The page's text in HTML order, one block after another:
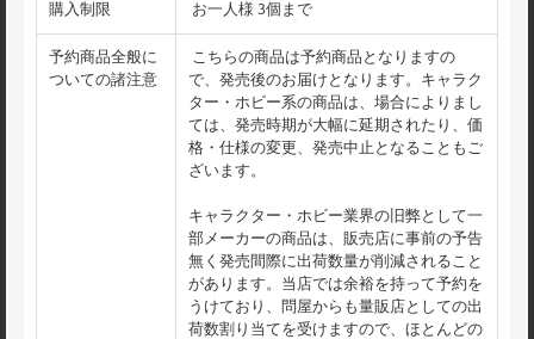
購入制限 お一人様 3個まで
予約商品全般に
ついての諸注意
こちらの商品は予約商品となりますの
で、発売後のお届けとなります。キャラク
ター・ホビー系の商品は、場合によりまし
ては、発売時期が大幅に延期されたり、価
格・仕様の変更、発売中止となることもご
ざいます。
キャラクター・ホビー業界の旧弊として一
部メーカーの商品は、販売店に事前の予告
無く発売間際に出荷数量が削減されること
があります。当店では余裕を持って予約を
うけており、問屋からも量販店としての出
荷数割り当てを受けますので、ほとんどの